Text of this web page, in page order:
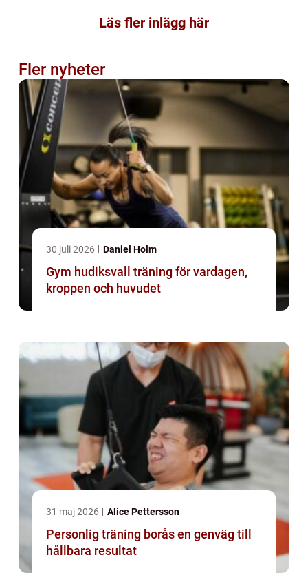
Läs fler inlägg här
Fler nyheter
30 juli 2026 Daniel Holm
Gym hudiksvall träning för vardagen,
kroppen och huvudet
31 maj 2026 Alice Pettersson
Personlig träning borås en genväg till
hållbara resultat